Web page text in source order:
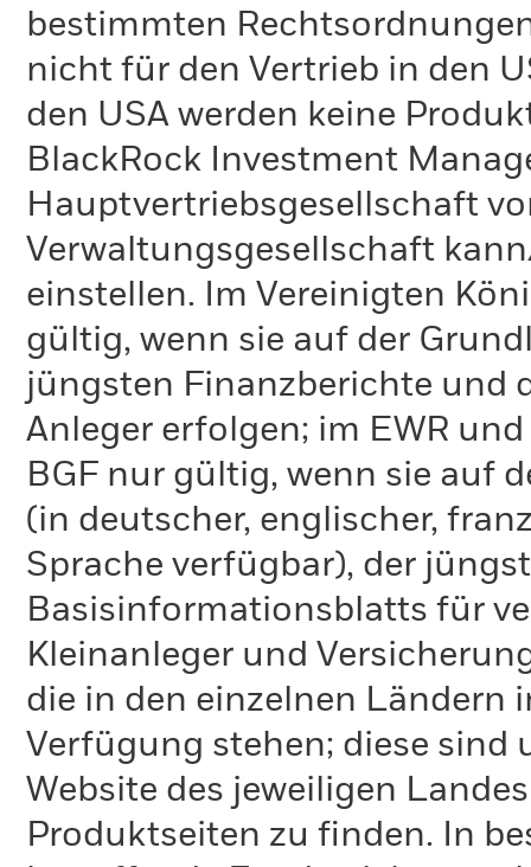
bestimmten
nicht für den Vertrieb in den
den USA werden keine
BlackRock Investment
Hauptvertriebsgesellschaft
Verwaltungsgesellschaft
einstellen. Im Vereinigten
gültig, wenn sie auf der
jüngsten Finanzberichte und
Anleger erfolgen; im EWR
BGF nur gültig, wenn sie auf
(in deutscher, englischer,
Sprache verfügbar), der
Basisinformationsblatts für
Kleinanleger und
die in den einzelnen Ländern
Verfügung stehen; diese sind
Website des jeweiligen
Produktseiten zu finden. In